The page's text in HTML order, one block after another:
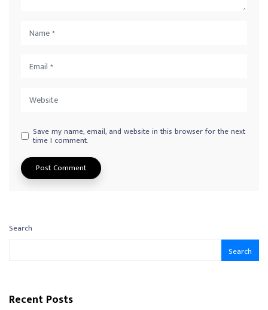
Save my name, email, and website in this browser for the next
time I comment.
Search
Search
Recent Posts